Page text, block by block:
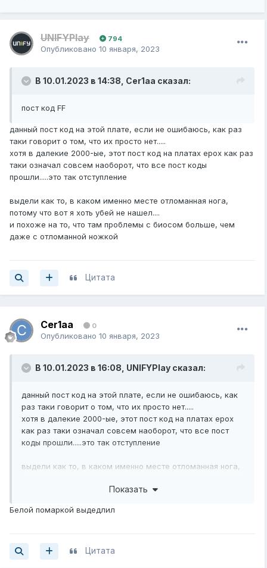
UNIFYPlay 794
Опубликовано 10 января, 2023
В 10.01.2023 в 14:38, Cer1aa сказал:
пост код FF
данный пост код на этой плате, если не ошибаюсь, как раз
таки говорит о том, что их просто нет.....
хотя в далекие 2000-ые, этот пост код на платах epox как раз
таки означал совсем наоборот, что все пост коды
прошли.....это так отступление
выдели как то, в каком именно месте отломанная нога,
потому что вот я хоть убей не нашел....
и похоже на то, что там проблемы с биосом больше, чем
даже с отломанной ножкой
Цитата
Cer1aa 0
Опубликовано 10 января, 2023
В 10.01.2023 в 16:08, UNIFYPlay сказал:
данный пост код на этой плате, если не ошибаюсь, как
раз таки говорит о том, что их просто нет.....
хотя в далекие 2000-ые, этот пост код на платах epox
как раз таки означал совсем наоборот, что все пост
коды прошли.....это так отступление
выдели как то, в каком именно месте отломанная нога,
и похоже на то, что там проблемы с биосом больше,
Показать
Белой помаркой выдедлил
Цитата